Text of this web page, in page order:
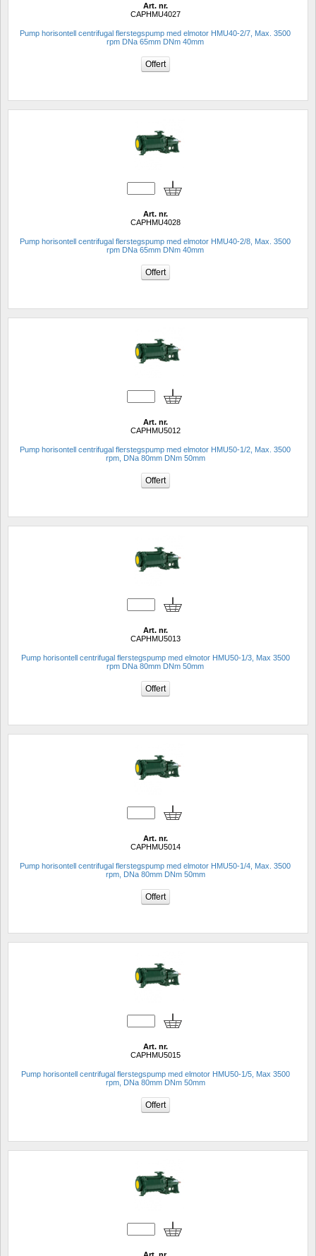
Art. nr.
CAPHMU4027
Pump horisontell centrifugal flerstegspump med elmotor HMU40-2/7, Max. 3500
rpm DNa 65mm DNm 40mm
Art. nr.
CAPHMU4028
Pump horisontell centrifugal flerstegspump med elmotor HMU40-2/8, Max. 3500
rpm DNa 65mm DNm 40mm
Art. nr.
CAPHMU5012
Pump horisontell centrifugal flerstegspump med elmotor HMU50-1/2, Max. 3500
rpm, DNa 80mm DNm 50mm
Art. nr.
CAPHMU5013
Pump horisontell centrifugal flerstegspump med elmotor HMU50-1/3, Max 3500
rpm DNa 80mm DNm 50mm
Art. nr.
CAPHMU5014
Pump horisontell centrifugal flerstegspump med elmotor HMU50-1/4, Max. 3500
rpm, DNa 80mm DNm 50mm
Art. nr.
CAPHMU5015
Pump horisontell centrifugal flerstegspump med elmotor HMU50-1/5, Max 3500
rpm, DNa 80mm DNm 50mm
Art. nr.